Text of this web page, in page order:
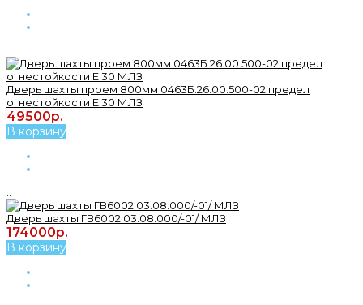
Дверь шахты проем 800мм 0463Б.26.00.500-02 предел
огнестойкости ЕI30 МЛЗ
49500р.
В корзину
Дверь шахты ГВ6002.03.08.000/-01/ МЛЗ
174000р.
В корзину